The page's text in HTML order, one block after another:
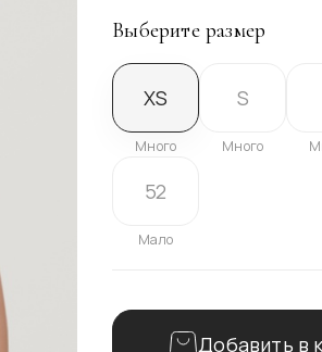
Выберите размер
XS
Много
S
Много
52
Мало
Добавить в